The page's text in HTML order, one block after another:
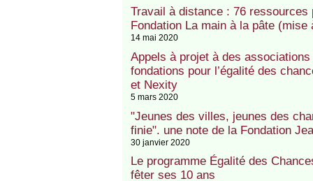
Travail à distance : 76 ressources
Fondation La main à la pâte (mise
14 mai 2020
Appels à projet à des
fondations pour l’égalité des
et Nexity
5 mars 2020
"Jeunes des villes, jeunes des
finie". une note de la Fondation
30 janvier 2020
Le programme Égalité des
fêter ses 10 ans